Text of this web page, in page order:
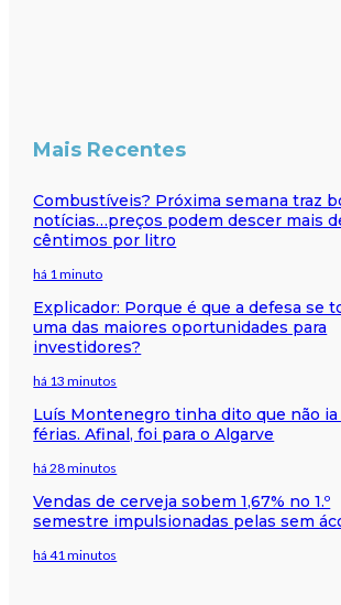
Mais Recentes
Combustíveis? Próxima semana traz
notícias…preços podem descer mais
cêntimos por litro
há 1 minuto
Explicador: Porque é que a defesa se
uma das maiores oportunidades para
investidores?
há 13 minutos
Luís Montenegro tinha dito que não ia
férias. Afinal, foi para o Algarve
há 28 minutos
Vendas de cerveja sobem 1,67% no 1.º
semestre impulsionadas pelas sem
há 41 minutos